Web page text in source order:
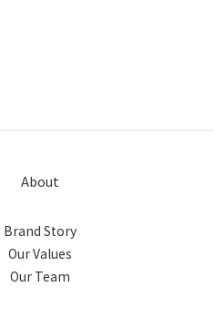
About
Brand Story
Our Values
Our Team